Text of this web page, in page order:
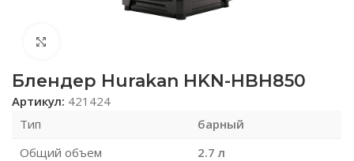
Блендер Hurakan HKN-HBH850
Артикул: 421424
Тип
барный
Общий объем
2.7 л